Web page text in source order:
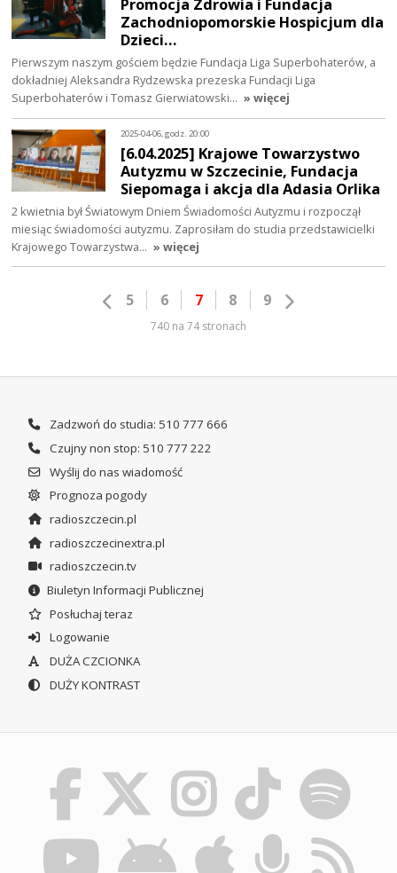
Zachodniopomorskie Hospicjum dla
Dzieci…
Pierwszym naszym gościem będzie Fundacja Liga Superbohaterów, a
dokładniej Aleksandra Rydzewska prezeska Fundacji Liga
Superbohaterów i Tomasz Gierwiatowski… » więcej
2025-04-06, godz. 20:00
[6.04.2025] Krajowe Towarzystwo
Autyzmu w Szczecinie, Fundacja
Siepomaga i akcja dla Adasia Orlika
2 kwietnia był Światowym Dniem Świadomości Autyzmu i rozpoczął
miesiąc świadomości autyzmu. Zaprosiłam do studia przedstawicielki
Krajowego Towarzystwa… » więcej
5 6 7 8 9
740 na 74 stronach
Zadzwoń do studia: 510 777 666
Czujny non stop: 510 777 222
Wyślij do nas wiadomość
Prognoza pogody
radioszczecin.pl
radioszczecinextra.pl
radioszczecin.tv
Biuletyn Informacji Publicznej
Posłuchaj teraz
Logowanie
DUŻA CZCIONKA
DUŻY KONTRAST